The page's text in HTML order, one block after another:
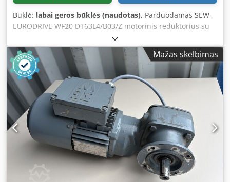
Būklė: labai geros būklės (naudotas), Parduodamas SEW-
EURODRIVE WF20 DT63L4/B03/Z motorinis reduktorius su
trifaze 0,25 kW galios varikliu ir 400 V kintamosios srovės
elektromagnetiniu stabdžiu. Įrenginys yra visiškai
veikiantis, išbandytas ir paruoštas naudoti. Techninė ir
vizualinė būklė – labai gera, pastebimi normalūs
naudojimo pėdsakai. Patvari sraigtinė pavarų dėžė
užtikrina tylų veikimą ir didelį sukimo momentą, todėl
motorinis reduktorius puikiai tinka konvejeriams,
dozatoriams, gamybos mašinoms ir kitoms pramoninėms
reikmėms. Techniniai duomenys: Gamintojas: SEW-
EURODRIVE Modelis: WF20 DT63L4/B03/Z Galia: 0,25 kW
Išėjimo sūkių skaičius: 47 aps./min. Sukimo momentas: 34
Nm Perdavimo santykis: 27,50:1 Maitinimas: 230/400 V, 50
Hz Dcedpfx Aoznnrhjg Sjk Apsaugos laipsnis: IP54
Izoliacijos klasė: F Stabdis: 400 V kintamosios srovės, 3,2
Mažas skelbimas